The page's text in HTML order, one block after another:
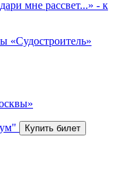
мне рассвет...» - к
«Судостроитель»